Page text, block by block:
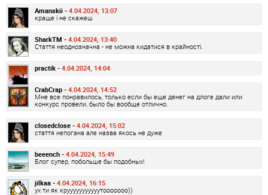
Amanskii - 4.04.2024, 13:07
краще і не скажеш
SharkTM - 4.04.2024, 13:40
Стаття неоднозначна - не можна кидатися в крайності.
practik - 4.04.2024, 14:04
CrabCrap - 4.04.2024, 14:52
Мне все понравилось, только если бы еще денег на длоге дали или
конкурс провели, было бы вообще отлично.
closedclose - 4.04.2024, 15:02
стаття непогана але назва якось не дуже
beeench - 4.04.2024, 15:49
Блог супер, побольше бы подобных!
jilkaa - 4.04.2024, 16:15
ух ти як крууууууууууутооооооо))